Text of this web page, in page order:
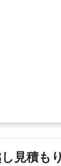
見積も